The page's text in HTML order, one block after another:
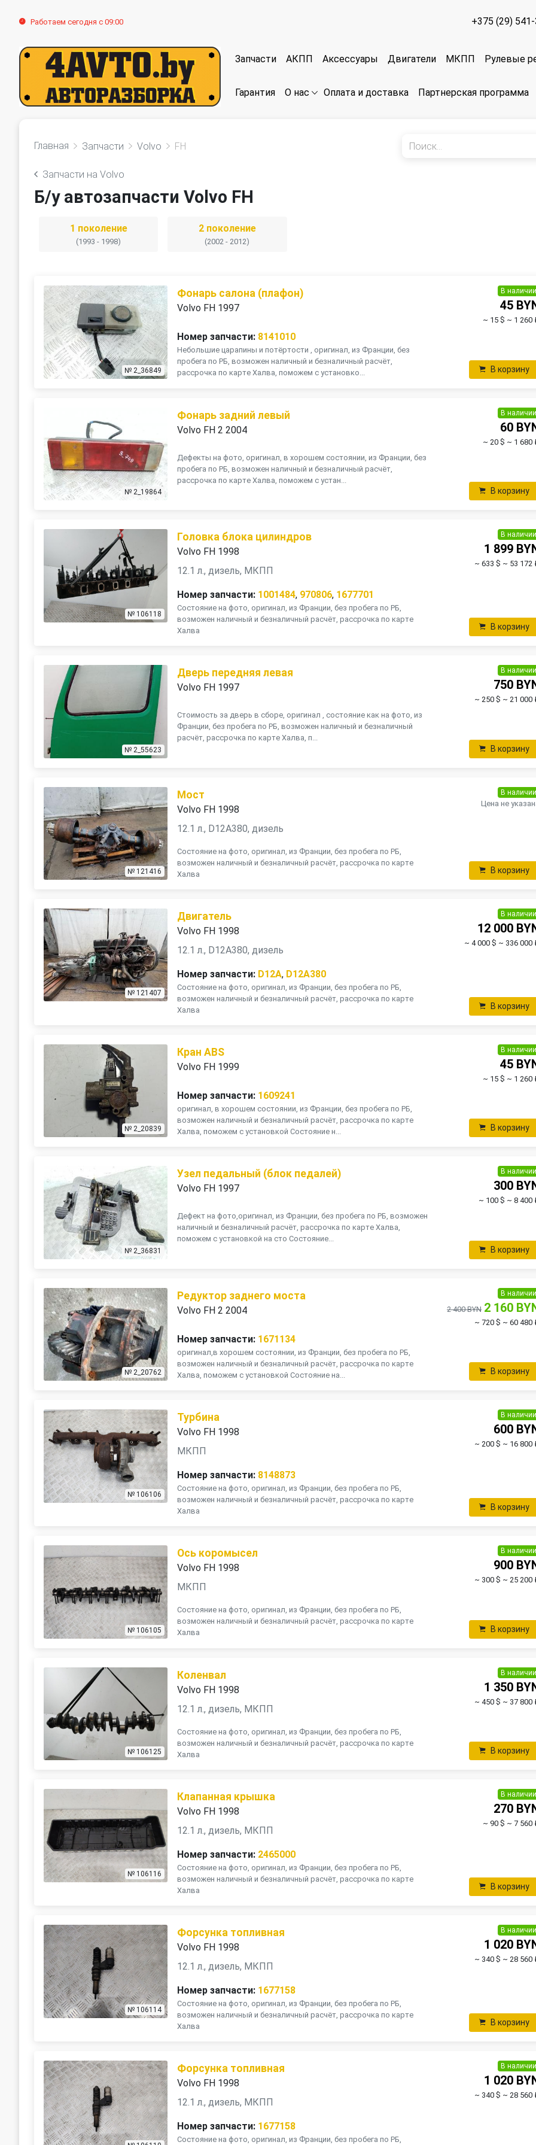
Работаем сегодня с 09:00 +375 (29)
Запчасти АКПП Аксессуары Двигатели МКПП Рулевые
Гарантия О нас Оплата и доставка Партнерская программа
Главная Запчасти Volvo FH
Запчасти на Volvo
Б/у автозапчасти Volvo FH
1 поколение
(1993 - 1998)
2 поколение
(2002 - 2012)
№ 2_36849
Фонарь салона (плафон)
Volvo FH 1997
Номер запчасти: 8141010
Небольшие царапины и потёртости , оригинал, из Франции, без
пробега по РБ, возможен наличный и безналичный расчёт,
рассрочка по карте Халва, поможем с установко...
В наличии
45
~ 15 $ ~ 1 260
В корзину
№ 2_19864
Фонарь задний левый
Volvo FH 2 2004
Дефекты на фото, оригинал, в хорошем состоянии, из Франции, без
пробега по РБ, возможен наличный и безналичный расчёт,
рассрочка по карте Халва, поможем с устан...
В наличии
60
~ 20 $ ~ 1 680
В корзину
№ 106118
Головка блока цилиндров
Volvo FH 1998
12.1 л., дизель, МКПП
Номер запчасти: 1001484, 970806, 1677701
Состояние на фото, оригинал, из Франции, без пробега по РБ,
возможен наличный и безналичный расчёт, рассрочка по карте
Халва
В наличии
1 899
~ 633 $ ~ 53 172
В корзину
№ 2_55623
Дверь передняя левая
Volvo FH 1997
Стоимость за дверь в сборе, оригинал , состояние как на фото, из
Франции, без пробега по РБ, возможен наличный и безналичный
расчёт, рассрочка по карте Халва, п...
В наличии
750
~ 250 $ ~ 21 000
В корзину
№ 121416
Мост
Volvo FH 1998
12.1 л., D12A380, дизель
Состояние на фото, оригинал, из Франции, без пробега по РБ,
возможен наличный и безналичный расчёт, рассрочка по карте
Халва
В наличии
Цена не
В корзину
№ 121407
Двигатель
Volvo FH 1998
12.1 л., D12A380, дизель
Номер запчасти: D12A, D12A380
Состояние на фото, оригинал, из Франции, без пробега по РБ,
возможен наличный и безналичный расчёт, рассрочка по карте
Халва
В наличии
12 000
~ 4 000 $ ~ 336 000
В корзину
№ 2_20839
Кран ABS
Volvo FH 1999
Номер запчасти: 1609241
оригинал, в хорошем состоянии, из Франции, без пробега по РБ,
возможен наличный и безналичный расчёт, рассрочка по карте
Халва, поможем с установкой Состояние н...
В наличии
45
~ 15 $ ~ 1 260
В корзину
№ 2_36831
Узел педальный (блок педалей)
Volvo FH 1997
Дефект на фото,оригинал, из Франции, без пробега по РБ, возможен
наличный и безналичный расчёт, рассрочка по карте Халва,
поможем с установкой на сто Состояние...
В наличии
300
~ 100 $ ~ 8 400
В корзину
№ 2_20762
Редуктор заднего моста
Volvo FH 2 2004
Номер запчасти: 1671134
оригинал,в хорошем состоянии, из Франции, без пробега по РБ,
возможен наличный и безналичный расчёт, рассрочка по карте
Халва, поможем с установкой Состояние на...
В наличии
2 400 BYN 2 160
~ 720 $ ~ 60 480
В корзину
№ 106106
Турбина
Volvo FH 1998
МКПП
Номер запчасти: 8148873
Состояние на фото, оригинал, из Франции, без пробега по РБ,
возможен наличный и безналичный расчёт, рассрочка по карте
Халва
В наличии
600
~ 200 $ ~ 16 800
В корзину
№ 106105
Ось коромысел
Volvo FH 1998
МКПП
Состояние на фото, оригинал, из Франции, без пробега по РБ,
возможен наличный и безналичный расчёт, рассрочка по карте
Халва
В наличии
900
~ 300 $ ~ 25 200
В корзину
№ 106125
Коленвал
Volvo FH 1998
12.1 л., дизель, МКПП
Состояние на фото, оригинал, из Франции, без пробега по РБ,
возможен наличный и безналичный расчёт, рассрочка по карте
Халва
В наличии
1 350
~ 450 $ ~ 37 800
В корзину
№ 106116
Клапанная крышка
Volvo FH 1998
12.1 л., дизель, МКПП
Номер запчасти: 2465000
Состояние на фото, оригинал, из Франции, без пробега по РБ,
возможен наличный и безналичный расчёт, рассрочка по карте
Халва
В наличии
270
~ 90 $ ~ 7 560
В корзину
№ 106114
Форсунка топливная
Volvo FH 1998
12.1 л., дизель, МКПП
Номер запчасти: 1677158
Состояние на фото, оригинал, из Франции, без пробега по РБ,
возможен наличный и безналичный расчёт, рассрочка по карте
Халва
В наличии
1 020
~ 340 $ ~ 28 560
В корзину
Форсунка топливная
Volvo FH 1998
12.1 л., дизель, МКПП
Номер запчасти: 1677158
Состояние на фото, оригинал, из Франции, без пробега по РБ,
В наличии
1 020
~ 340 $ ~ 28 560